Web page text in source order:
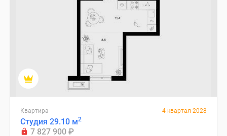
Квартира 4 квартал 2028
Студия 29.10 м2
7 827 900 ₽